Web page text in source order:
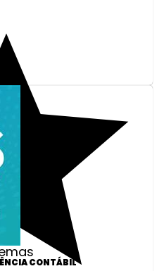
CONTÁBIL